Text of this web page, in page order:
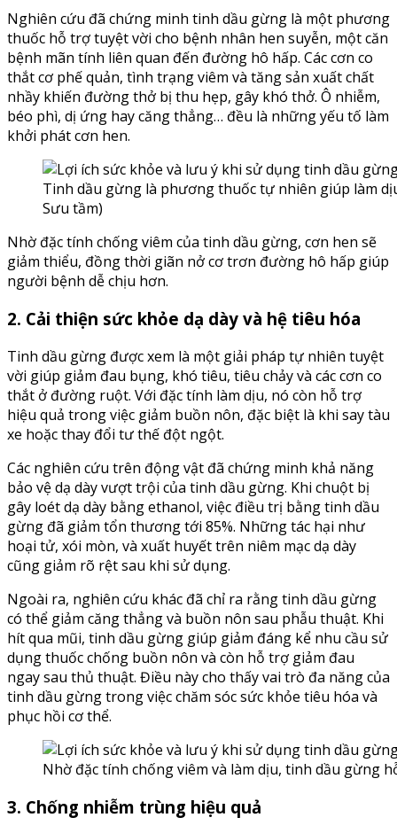
Nghiên cứu đã chứng minh tinh dầu gừng là một phương
thuốc hỗ trợ tuyệt vời cho bệnh nhân hen suyễn, một căn
bệnh mãn tính liên quan đến đường hô hấp. Các cơn co
thắt cơ phế quản, tình trạng viêm và tăng sản xuất chất
nhầy khiến đường thở bị thu hẹp, gây khó thở. Ô nhiễm,
béo phì, dị ứng hay căng thẳng… đều là những yếu tố làm
khởi phát cơn hen.
Tinh dầu gừng là phương thuốc tự nhiên giúp làm
Sưu tầm)
Nhờ đặc tính chống viêm của tinh dầu gừng, cơn hen sẽ
giảm thiểu, đồng thời giãn nở cơ trơn đường hô hấp giúp
người bệnh dễ chịu hơn.
2. Cải thiện sức khỏe dạ dày và hệ tiêu hóa
Tinh dầu gừng được xem là một giải pháp tự nhiên tuyệt
vời giúp giảm đau bụng, khó tiêu, tiêu chảy và các cơn co
thắt ở đường ruột. Với đặc tính làm dịu, nó còn hỗ trợ
hiệu quả trong việc giảm buồn nôn, đặc biệt là khi say tàu
xe hoặc thay đổi tư thế đột ngột.
Các nghiên cứu trên động vật đã chứng minh khả năng
bảo vệ dạ dày vượt trội của tinh dầu gừng. Khi chuột bị
gây loét dạ dày bằng ethanol, việc điều trị bằng tinh dầu
gừng đã giảm tổn thương tới 85%. Những tác hại như
hoại tử, xói mòn, và xuất huyết trên niêm mạc dạ dày
cũng giảm rõ rệt sau khi sử dụng.
Ngoài ra, nghiên cứu khác đã chỉ ra rằng tinh dầu gừng
có thể giảm căng thẳng và buồn nôn sau phẫu thuật. Khi
hít qua mũi, tinh dầu gừng giúp giảm đáng kể nhu cầu sử
dụng thuốc chống buồn nôn và còn hỗ trợ giảm đau
ngay sau thủ thuật. Điều này cho thấy vai trò đa năng của
tinh dầu gừng trong việc chăm sóc sức khỏe tiêu hóa và
phục hồi cơ thể.
Nhờ đặc tính chống viêm và làm dịu, tinh dầu gừng
3. Chống nhiễm trùng hiệu quả